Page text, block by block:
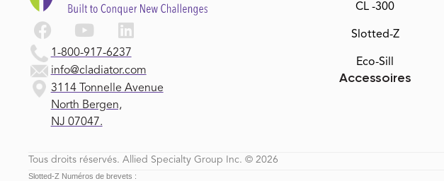
1-800-917-6237
info@cladiator.com
3114 Tonnelle Avenue
North Bergen,
NJ 07047.
CL -300
Slotted-Z
Eco-Sill
Accessoires
Tous droits réservés. Allied Specialty Group Inc. © 2026
Slotted-Z Numéros de brevets :